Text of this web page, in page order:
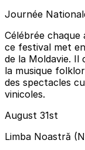
Journée
Célébrée
ce festival met
de la Moldavie. Il
la musique
des spectacles
vinicoles.
August 31st
Limba Noastră